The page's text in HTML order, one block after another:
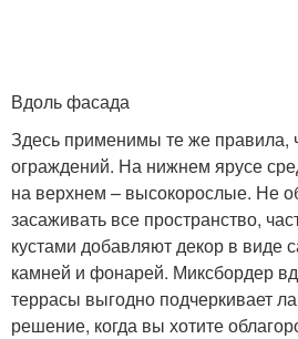
Вдоль фасада
Здесь применимы те же правила,
ограждений. На нижнем ярусе
на верхнем – высокорослые. Не
засаживать все пространство,
кустами добавляют декор в виде
камней и фонарей. Миксбордер
террасы выгодно подчеркивает
решение, когда вы хотите